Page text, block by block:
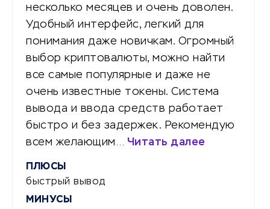
несколько месяцев и очень доволен.
Удобный интерфейс, легкий для
понимания даже новичкам. Огромный
выбор криптовалюты, можно найти
все самые популярные и даже не
очень известные токены. Система
вывода и ввода средств работает
быстро и без задержек. Рекомендую
всем желающим… Читать далее
ПЛЮСЫ
быстрый вывод
МИНУСЫ